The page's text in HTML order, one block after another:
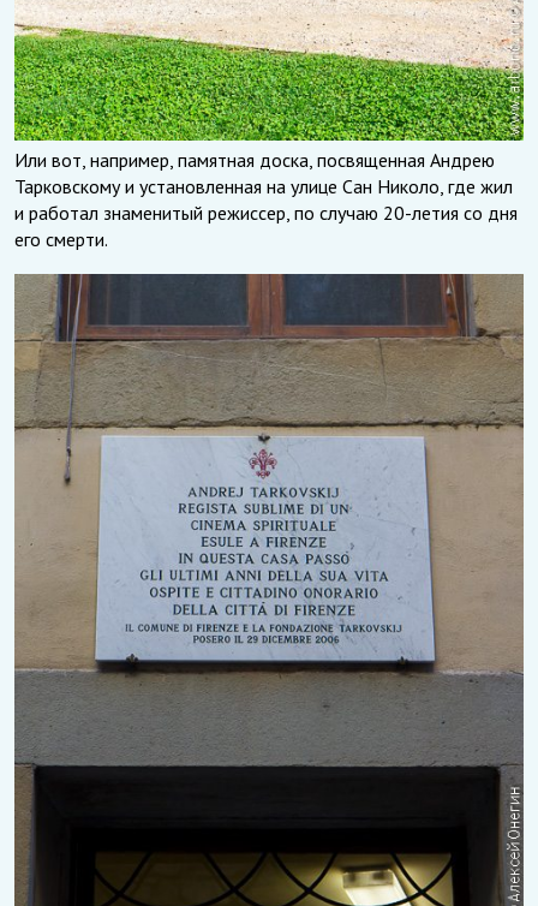
Или вот, например, памятная доска, посвященная Андрею
Тарковскому и установленная на улице Сан Николо, где жил
и работал знаменитый режиссер, по случаю 20-летия со дня
его смерти.